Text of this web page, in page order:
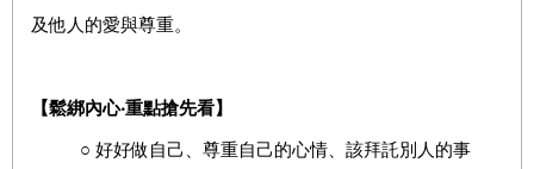
及他人的愛與尊重。
【鬆綁內心‧重點搶先看】
○ 好好做自己、尊重自己的心情、該拜託別人的事